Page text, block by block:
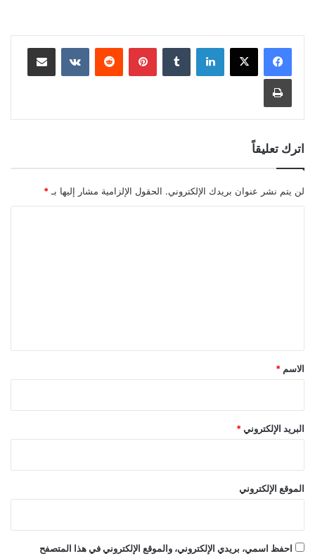
لينكدإن بينتيريست مشاركة عبر البريد
طباعة
اترك تعليقاً
لن يتم نشر عنوان بريدك الإلكتروني. الحقول الإلزامية مشار إليها بـ *
*
الاسم *
البريد الإلكتروني *
الموقع الإلكتروني
احفظ اسمي، بريدي الإلكتروني، والموقع الإلكتروني في هذا المتصفح